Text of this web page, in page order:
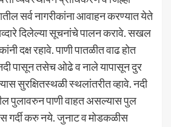
सर्व नागरीकांना आवाहन करण्यात येते
दिलेल्या सूचनांचे पालन करावे. सखल
दक्ष रहावे. पाणी पातळीत वाढ होत
पासून तसेच ओढे व नाले यापासून दुर
सुरक्षितस्थळी स्थलांतरीत व्हावे. नदी
पुलावरुन पाणी वाहत असल्यास पुल
गर्दी करु नये. जुनाट व मोडकळीस